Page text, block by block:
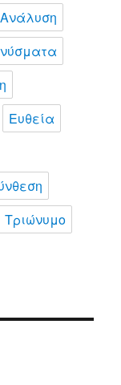
Ανάλυση
Ευθεία
Τριώνυμο